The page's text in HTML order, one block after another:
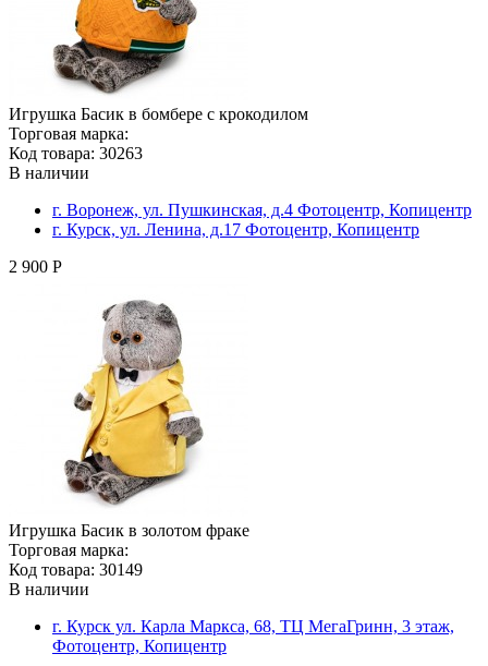
Игрушка Басик в бомбере с крокодилом
Торговая марка:
Код товара: 30263
В наличии
г. Воронеж, ул. Пушкинская, д.4 Фотоцентр, Копицентр
г. Курск, ул. Ленина, д.17 Фотоцентр, Копицентр
2 900 Р
Игрушка Басик в золотом фраке
Торговая марка:
Код товара: 30149
В наличии
г. Курск ул. Карла Маркса, 68, ТЦ МегаГринн, 3 этаж,
Фотоцентр, Копицентр